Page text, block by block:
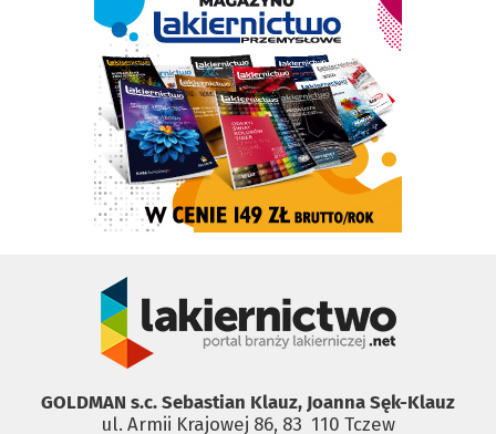
GOLDMAN s.c. Sebastian Klauz, Joanna Sęk-Klauz
ul. Armii Krajowej 86, 83 ­ 110 Tczew